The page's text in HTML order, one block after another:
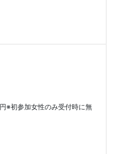
※初参加女性のみ受付時に無